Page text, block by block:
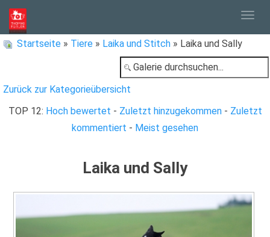
Startseite » Tiere » Laika und Stitch » Laika und Sally
Zurück zur Kategorieübersicht
TOP 12: Hoch bewertet - Zuletzt hinzugekommen- Zuletzt
kommentiert - Meist gesehen
Laika und Sally